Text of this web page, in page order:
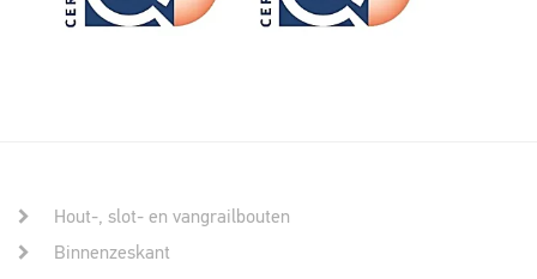
Hout-, slot- en vangrailbouten
Binnenzeskant